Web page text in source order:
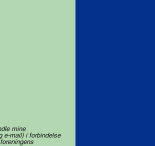
mine
e-mail) i forbindelse